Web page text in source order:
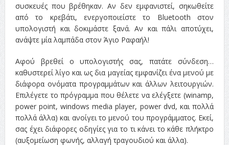
συσκευές που βρέθηκαν. Αν δεν εμφανιστεί, σηκωθείτε
από το κρεβάτι, ενεργοποιείστε το Bluetooth στον
υπολογιστή και δοκιμάστε ξανά. Αν και πάλι αποτύχει,
ανάψτε μία λαμπάδα στον Άγιο Ραφαήλ!
Αφού βρεθεί ο υπολογιστής σας, πατάτε σύνδεση…
καθυστερεί λίγο και ως δια μαγείας εμφανίζει ένα μενού με
διάφορα ονόματα προγραμμάτων και άλλων λειτουργιών.
Επιλέγετε το πρόγραμμα που θέλετε να ελέγξετε (winamp,
power point, windows media player, power dvd, και πολλά
πολλά άλλα) και ανοίγει το μενού του προγράμματος. Εκεί,
σας έχει διάφορες οδηγίες για το τι κάνει το κάθε πλήκτρο
(αυξομείωση φωνής, αλλαγή τραγουδιού και άλλα).